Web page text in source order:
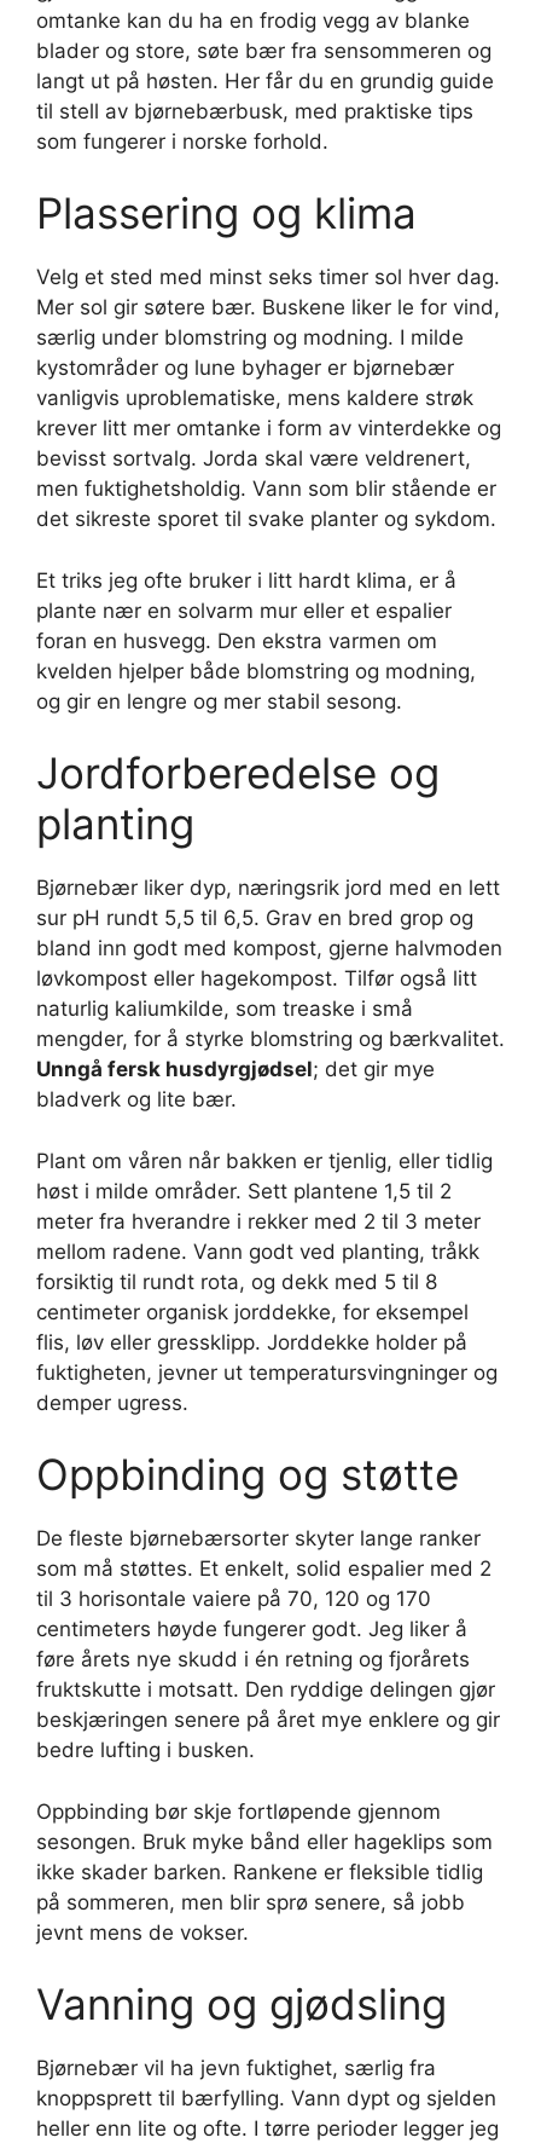
omtanke kan du ha en frodig vegg av blanke
blader og store, søte bær fra sensommeren og
langt ut på høsten. Her får du en grundig guide
til stell av bjørnebærbusk, med praktiske tips
som fungerer i norske forhold.
Plassering og klima
Velg et sted med minst seks timer sol hver dag.
Mer sol gir søtere bær. Buskene liker le for vind,
særlig under blomstring og modning. I milde
kystområder og lune byhager er bjørnebær
vanligvis uproblematiske, mens kaldere strøk
krever litt mer omtanke i form av vinterdekke og
bevisst sortvalg. Jorda skal være veldrenert,
men fuktighetsholdig. Vann som blir stående er
det sikreste sporet til svake planter og sykdom.
Et triks jeg ofte bruker i litt hardt klima, er å
plante nær en solvarm mur eller et espalier
foran en husvegg. Den ekstra varmen om
kvelden hjelper både blomstring og modning,
og gir en lengre og mer stabil sesong.
Jordforberedelse og
planting
Bjørnebær liker dyp, næringsrik jord med en lett
sur pH rundt 5,5 til 6,5. Grav en bred grop og
bland inn godt med kompost, gjerne halvmoden
løvkompost eller hagekompost. Tilfør også litt
naturlig kaliumkilde, som treaske i små
mengder, for å styrke blomstring og bærkvalitet.
Unngå fersk husdyrgjødsel; det gir mye
bladverk og lite bær.
Plant om våren når bakken er tjenlig, eller tidlig
høst i milde områder. Sett plantene 1,5 til 2
meter fra hverandre i rekker med 2 til 3 meter
mellom radene. Vann godt ved planting, tråkk
forsiktig til rundt rota, og dekk med 5 til 8
centimeter organisk jorddekke, for eksempel
flis, løv eller gressklipp. Jorddekke holder på
fuktigheten, jevner ut temperatursvingninger og
demper ugress.
Oppbinding og støtte
De fleste bjørnebærsorter skyter lange ranker
som må støttes. Et enkelt, solid espalier med 2
til 3 horisontale vaiere på 70, 120 og 170
centimeters høyde fungerer godt. Jeg liker å
føre årets nye skudd i én retning og fjorårets
fruktskutte i motsatt. Den ryddige delingen gjør
beskjæringen senere på året mye enklere og gir
bedre lufting i busken.
Oppbinding bør skje fortløpende gjennom
sesongen. Bruk myke bånd eller hageklips som
ikke skader barken. Rankene er fleksible tidlig
på sommeren, men blir sprø senere, så jobb
jevnt mens de vokser.
Vanning og gjødsling
Bjørnebær vil ha jevn fuktighet, særlig fra
knoppsprett til bærfylling. Vann dypt og sjelden
heller enn lite og ofte. I tørre perioder legger jeg